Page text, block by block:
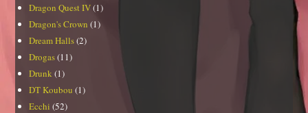
Dragon Quest IV(1)
Dragon's Crown (1)
Dream Halls(2)
Drogas(11)
Drunk (1)
DT Koubou (1)
Ecchi (52)